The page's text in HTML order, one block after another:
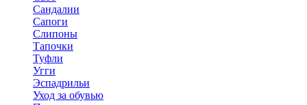
Сандалии
Сапоги
Слипоны
Тапочки
Туфли
Угги
Эспадрильи
Уход за обувью